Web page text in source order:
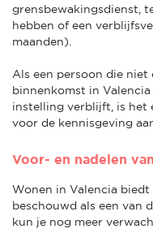
grensbewakingsdienst,
hebben of een
maanden).
Als een persoon die
binnenkomst in
instelling verblijft, is het
voor de kennisgeving
Voor- en nadelen
Wonen in Valencia
beschouwd als een van
kun je nog meer